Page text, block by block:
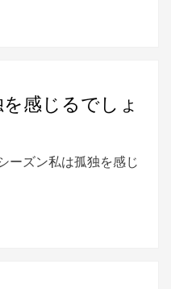
感じるでしょ
ーズン私は孤独を感じ